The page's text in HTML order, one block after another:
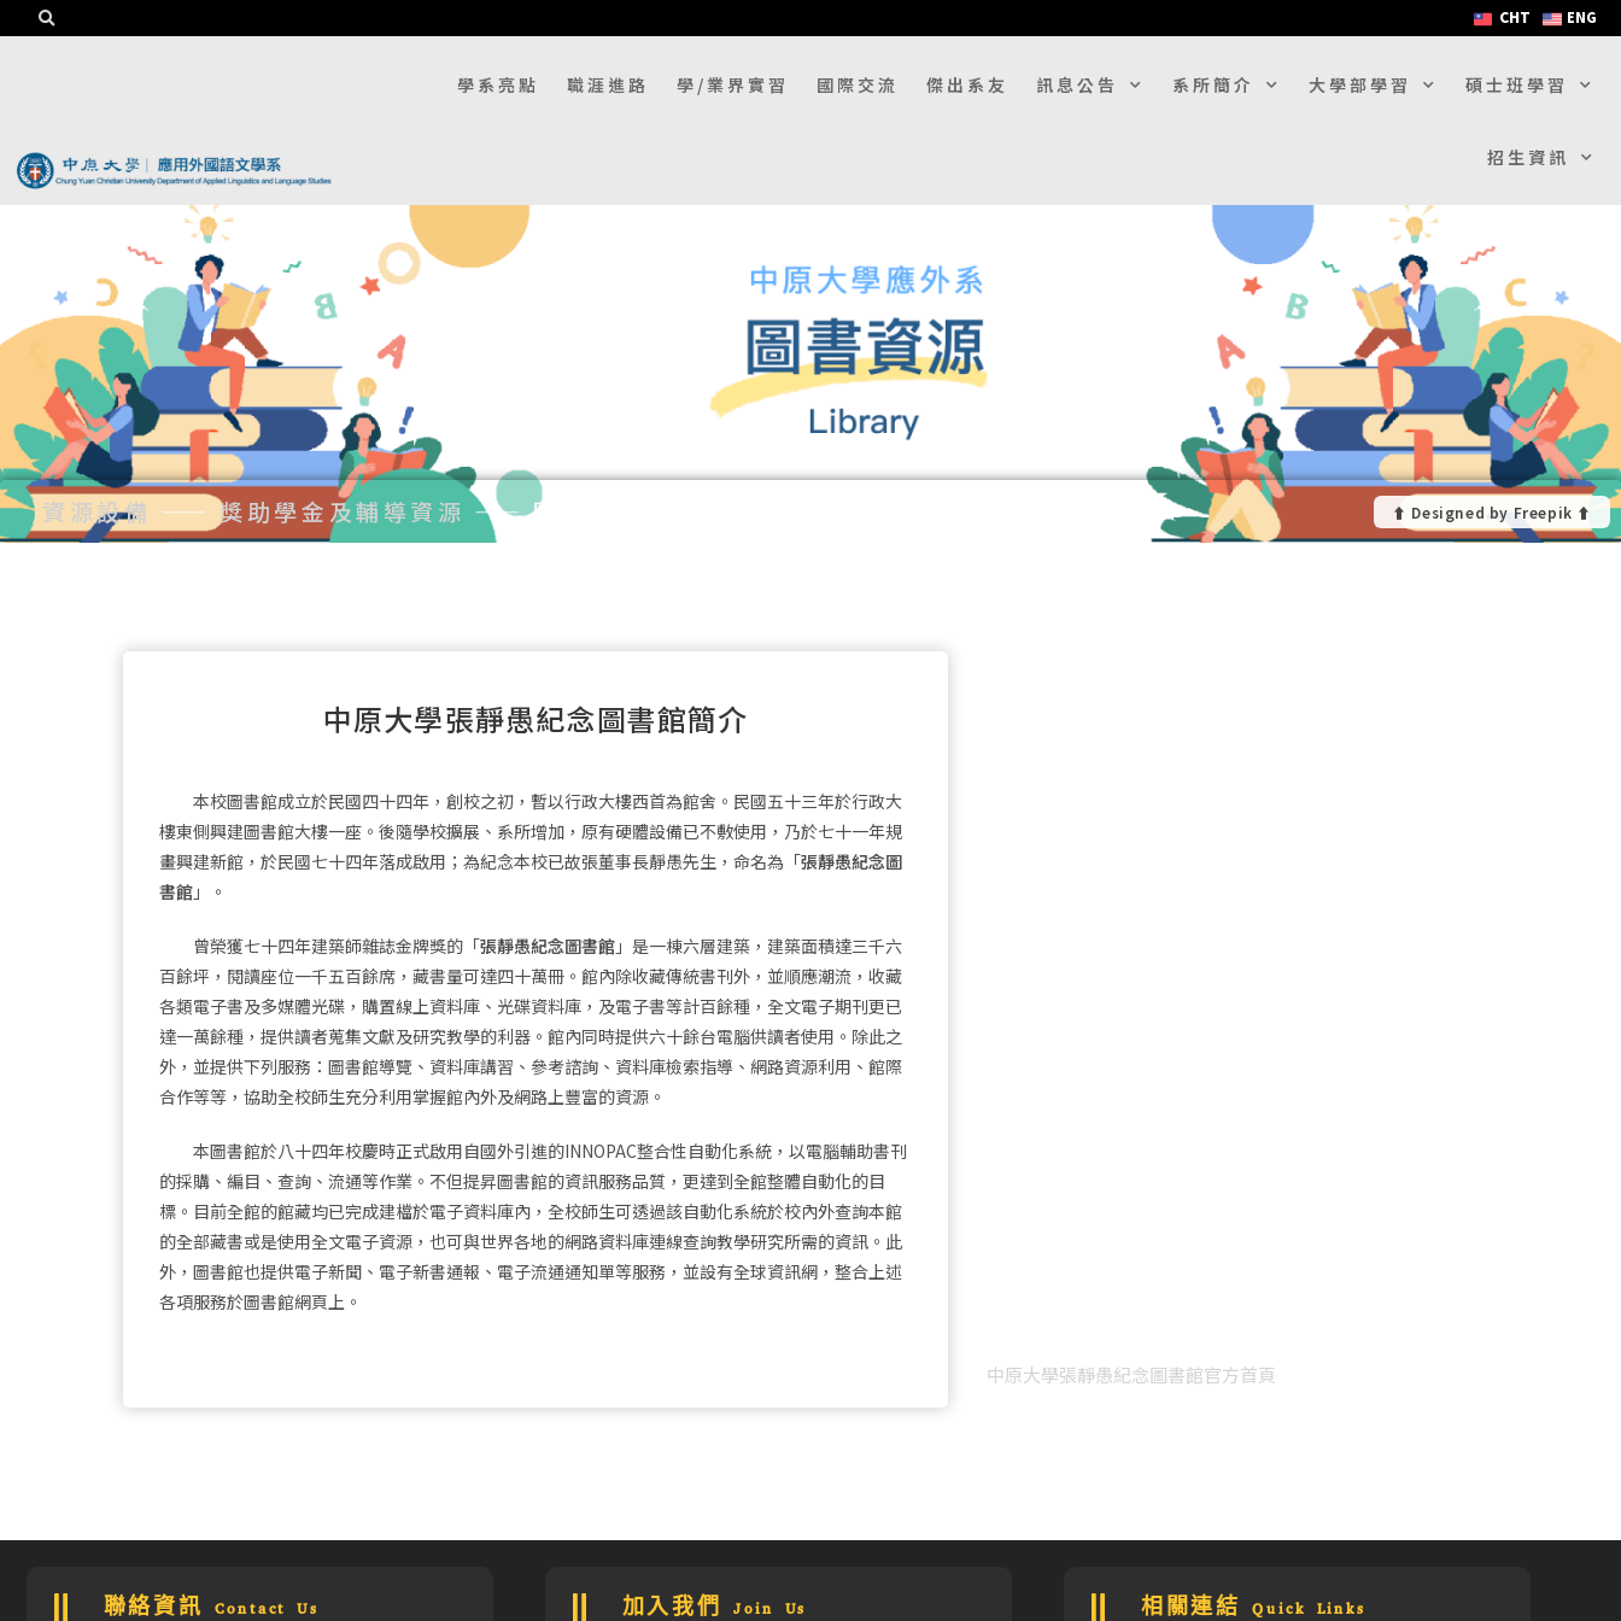
CHT ENG
學系亮點 職涯進路 學/業界實習 國際交流 傑出系友 訊息公告 系所簡介 大學部學習 碩士班學習
招生資訊
資源設備 ——獎助學金及輔導資源 ——圖書資源 ⬆︎ Designed by Freepik ⬆︎
中原大學張靜愚紀念圖書館簡介
本校圖書館成立於民國四十四年，創校之初，暫以行政大樓西首為館舍。民國五十三年於行政大
樓東側興建圖書館大樓一座。後隨學校擴展、系所增加，原有硬體設備已不敷使用，乃於七十一年規
畫興建新館，於民國七十四年落成啟用；為紀念本校已故張董事長靜愚先生，命名為「張靜愚紀念圖
書館 」。
曾榮獲七十四年建築師雜誌金牌獎的「張靜愚紀念圖書館 」是一棟六層建築，建築面積達三千六
百餘坪，閱讀座位一千五百餘席，藏書量可達四十萬冊。館內除收藏傳統書刊外，並順應潮流，收藏
各類電子書及多媒體光碟，購置線上資料庫、光碟資料庫，及電子書等計百餘種，全文電子期刊更已
達一萬餘種，提供讀者蒐集文獻及研究教學的利器。館內同時提供六十餘台電腦供讀者使用。除此之
外，並提供下列服務：圖書館導覽、資料庫講習、參考諮詢、資料庫檢索指導、網路資源利用、館際
合作等等，協助全校師生充分利用掌握館內外及網路上豐富的資源。
本圖書館於八十四年校慶時正式啟用自國外引進的INNOPAC整合性自動化系統，以電腦輔助書刊
的採購、編目、查詢、流通等作業。不但提昇圖書館的資訊服務品質，更達到全館整體自動化的目
標。目前全館的館藏均已完成建檔於電子資料庫內，全校師生可透過該自動化系統於校內外查詢本館
的全部藏書或是使用全文電子資源，也可與世界各地的網路資料庫連線查詢教學研究所需的資訊。此
外，圖書館也提供電子新聞、電子新書通報、電子流通通知單等服務，並設有全球資訊網，整合上述
各項服務於圖書館網頁上。
中原大學張靜愚紀念圖書館官方首頁
聯絡資訊 Contact Us 加入我們 Join Us 相關連結 Quick Links